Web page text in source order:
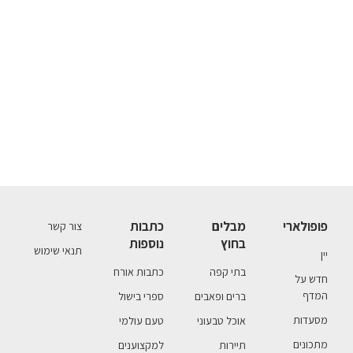
פופולארי
יין
חדש על
המדף
מסעדות
מתכונים
מבלים
בחוץ
בתי קפה
ברים ופאבים
אוכל טבעוני
תיירות
כתבות
נוספות
כתבות אורח
ספרי בישול
טעם עולמי
למקצוענים
צור קשר
תנאי שימוש